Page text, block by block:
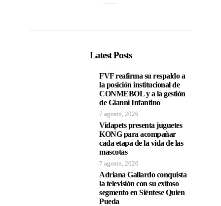
Latest Posts
FVF reafirma su respaldo a
la posición institucional de
CONMEBOL y a la gestión
de Gianni Infantino
7 agosto, 2026
Vidapets presenta juguetes
KONG para acompañar
cada etapa de la vida de las
mascotas
7 agosto, 2026
Adriana Gallardo conquista
la televisión con su exitoso
segmento en Siéntese Quien
Pueda